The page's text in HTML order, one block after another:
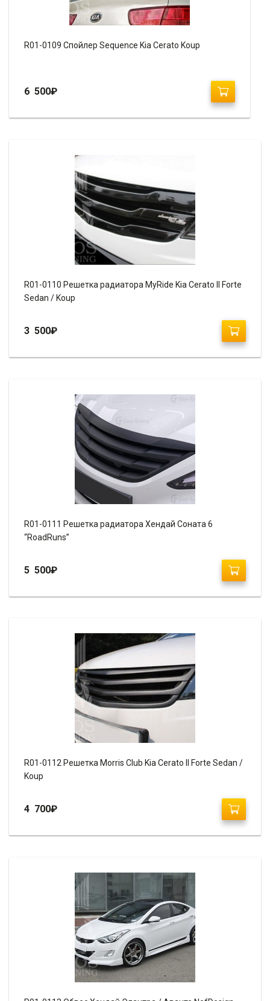
R01-0109 Спойлер Sequence Kia Cerato Koup
6 500₽
R01-0110 Решетка радиатора MyRide Kia Cerato II Forte
Sedan / Koup
3 500₽
R01-0111 Решетка радиатора Хендай Соната 6
“RoadRuns”
5 500₽
R01-0112 Решетка Morris Club Kia Cerato II Forte Sedan /
Koup
4 700₽